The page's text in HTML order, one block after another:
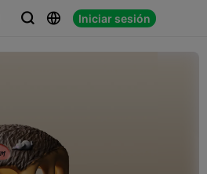
  Iniciar sesión
